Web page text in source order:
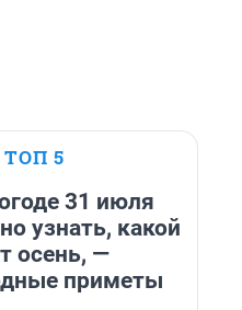
ТОП 5
31 июля
узнать, какой
осень, —
приметы